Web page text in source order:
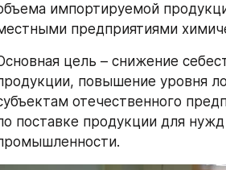
импортируемой
предприятиями
цель – снижение
повышение уровня
отечественного
поставке продукции для